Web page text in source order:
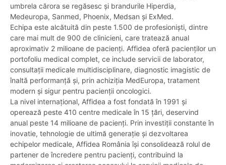
umbrela cărora se regăsesc și brandurile Hiperdia,
Medeuropa, Sanmed, Phoenix, Medsan și ExMed.
Echipa este alcătuită din peste 1.500 de profesioniști, dintre
care mai mult de 900 de clinicieni, care tratează anual
aproximativ 2 milioane de pacienți. Affidea oferă pacienților un
portofoliu medical complet, ce include servicii de laborator,
consultații medicale multidisciplinare, diagnostic imagistic de
înaltă performanță și, prin achiziția MedEuropa, tratament
modern și sigur pentru pacienții oncologici.
La nivel internațional, Affidea a fost fondată în 1991 și
operează peste 410 centre medicale în 15 țări, deservind
anual peste 14 milioane de pacienți. Prin investiții constante în
inovatie, tehnologie de ultimă generație și dezvoltarea
echipelor medicale, Affidea România își consolidează rolul de
partener de încredere pentru pacienți, contribuind la